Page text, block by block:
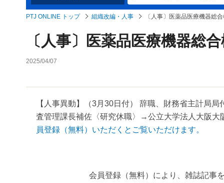
PTJ ONLINE トップ 組織改編・人事 〔人事〕医薬品医療機器総
〔人事〕医薬品医療機器総
2025/04/07
【人事異動】（3月30日付） 辞職、財務省主計局
査管理課長補佐〈研究休職〉→公立大学法人大阪大
員登録（無料）いただくとご覧いただけます。
会員登録（無料）により、雑誌記事